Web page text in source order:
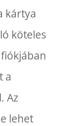
kártya
köteles
a
Az
lehet